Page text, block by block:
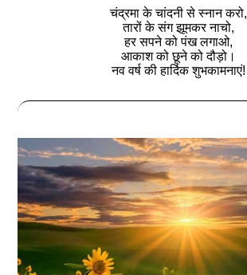
चंद्रमा के चांदनी से स्नान करो,
तारों के संग झूमकर नाचो,
हर सपने को पंख लगाओ,
आकाश को छूने को दौड़ो।
नव वर्ष की हार्दिक शुभकामनाएं!